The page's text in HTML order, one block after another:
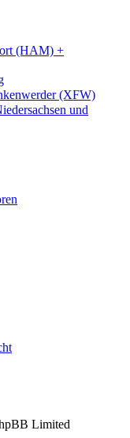
(HAM) +
(XFW)
und
Limited